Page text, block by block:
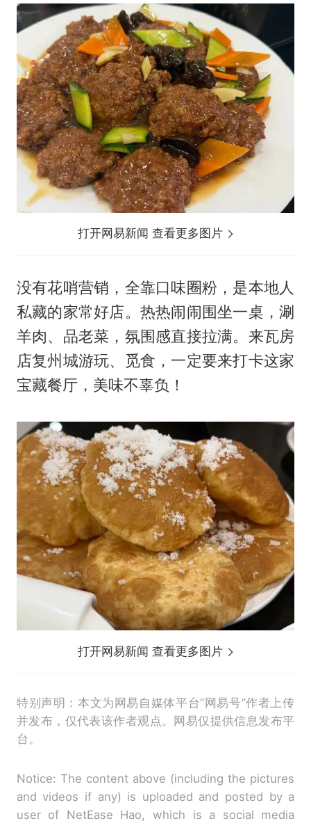
打开网易新闻 查看更多图片
没有花哨营销，全靠口味圈粉，是本地人
私藏的家常好店。热热闹闹围坐一桌，涮
羊肉、品老菜，氛围感直接拉满。来瓦房
店复州城游玩、觅食，一定要来打卡这家
宝藏餐厅，美味不辜负！
打开网易新闻 查看更多图片
特别声明：本文为网易自媒体平台“网易号”作者上传
并发布，仅代表该作者观点。网易仅提供信息发布平
台。
Notice: The content above (including the pictures
and videos if any) is uploaded and posted by a
user of NetEase Hao, which is a social media